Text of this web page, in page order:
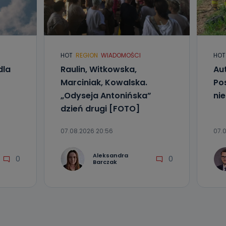
żądania
od
0
HOT REGION WIADOMOŚCI
Raulin, Witkowska,
Marciniak, Kowalska.
„Odyseja Antonińska”
dzień drugi [FOTO]
07.08.2026 20:56
Aleksandra
Barczak
0
HOT